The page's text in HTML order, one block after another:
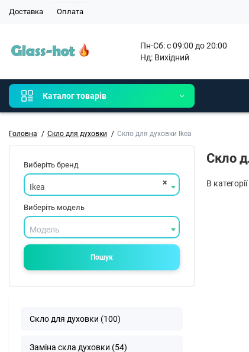
Доставка Оплата
Пн-Сб: с 09:00 до 20:00
Нд: Вихідний
Каталог товарів
Головна Скло для духовки Скло для духовки Ikea
Виберіть бренд
×
Ikea
Виберіть модель
Модель
Пошук
Скло для духовки (100)
Заміна скла духовки (54)
Скло
В